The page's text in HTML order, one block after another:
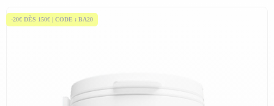
-20€ DÈS 150€ | CODE : BA20